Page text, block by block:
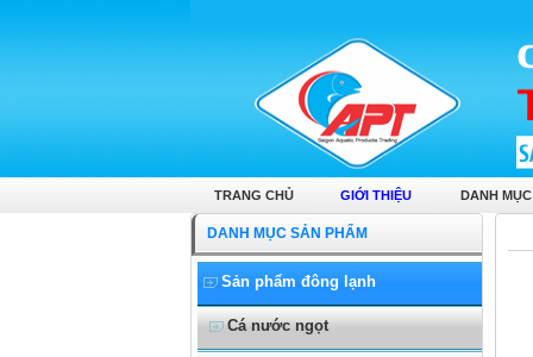
TRANG CHỦ GIỚI THIỆU DANH
DANH MỤC SẢN PHẨM
Sản phẩm đông lạnh
Cá nước ngọt
Cá Hường nguyên con